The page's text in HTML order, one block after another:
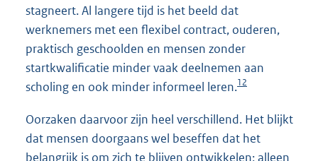
stagneert. Al langere tijd is het beeld dat
werknemers met een flexibel contract, ouderen,
praktisch geschoolden en mensen zonder
startkwalificatie minder vaak deelnemen aan
scholing en ook minder informeel leren.12
Oorzaken daarvoor zijn heel verschillend. Het blijkt
dat mensen doorgaans wel beseffen dat het
belangrijk is om zich te blijven ontwikkelen; alleen